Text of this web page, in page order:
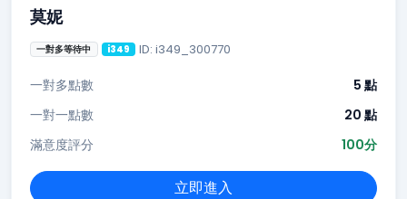
莫妮
一對多等待中 i349 ID: i349_300770
一對多點數
5 點
一對一點數
20 點
滿意度評分
100分
立即進入